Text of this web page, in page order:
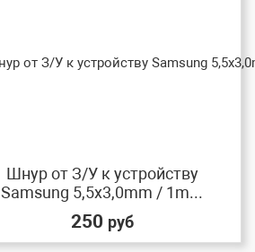
Шнур от З/У к устройству
Samsung 5,5x3,0mm / 1m...
250 руб